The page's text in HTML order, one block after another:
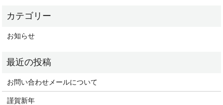
お知らせ
お問い合わせメールについて
謹賀新年